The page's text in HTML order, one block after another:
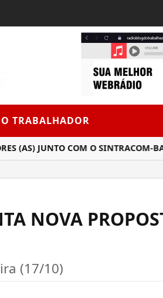
TRABALHADOR
JUNTO COM O SINTRACOM-BA
NOVA
(17/10)